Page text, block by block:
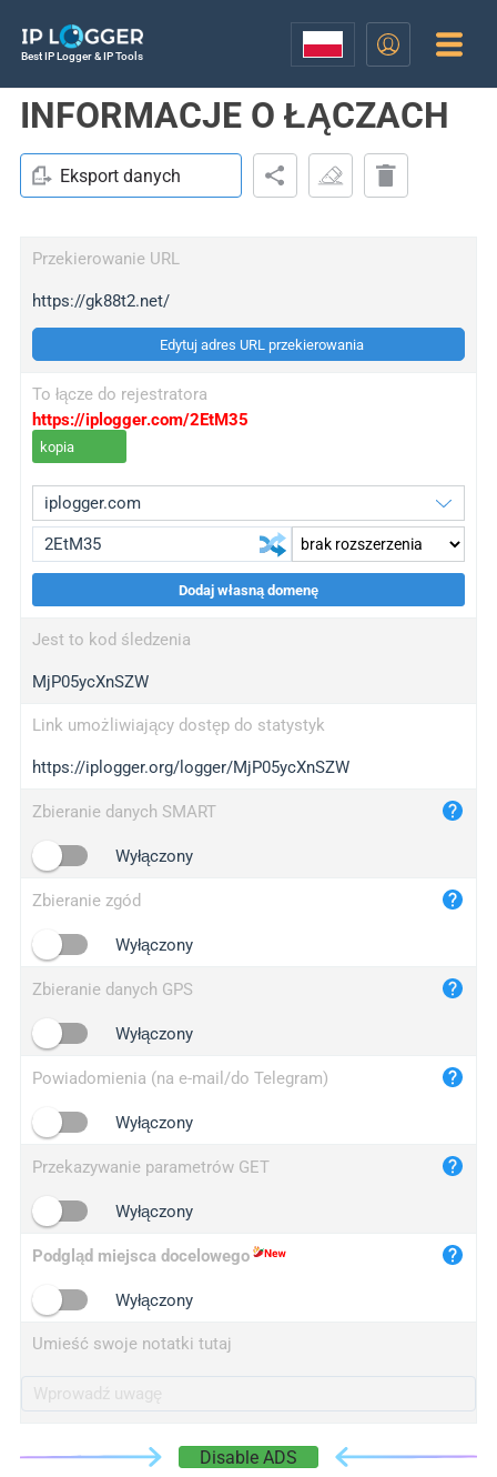
Best IP Logger & IP Tools
INFORMACJE O ŁĄCZACH
Eksport danych
Przekierowanie URL
https://gk88t2.net/
Edytuj adres URL przekierowania
To łącze do rejestratora
https://iplogger.com/2EtM35
kopia
wl.gl
ed.tc
iplogger.com
maper.info
2no.co
yip.su
iplogger.info
Dodaj własną domenę
Jest to kod śledzenia
MjP05ycXnSZW
Link umożliwiający dostęp do statystyk
https://iplogger.org/logger/MjP05ycXnSZW
Zbieranie danych SMART
Wyłączony
Zbieranie zgód
Wyłączony
Zbieranie danych GPS
Wyłączony
Powiadomienia (na e-mail/do Telegram)
Wyłączony
Przekazywanie parametrów GET
Wyłączony
Podgląd miejsca docelowego
Wyłączony
Umieść swoje notatki tutaj
Disable ADS